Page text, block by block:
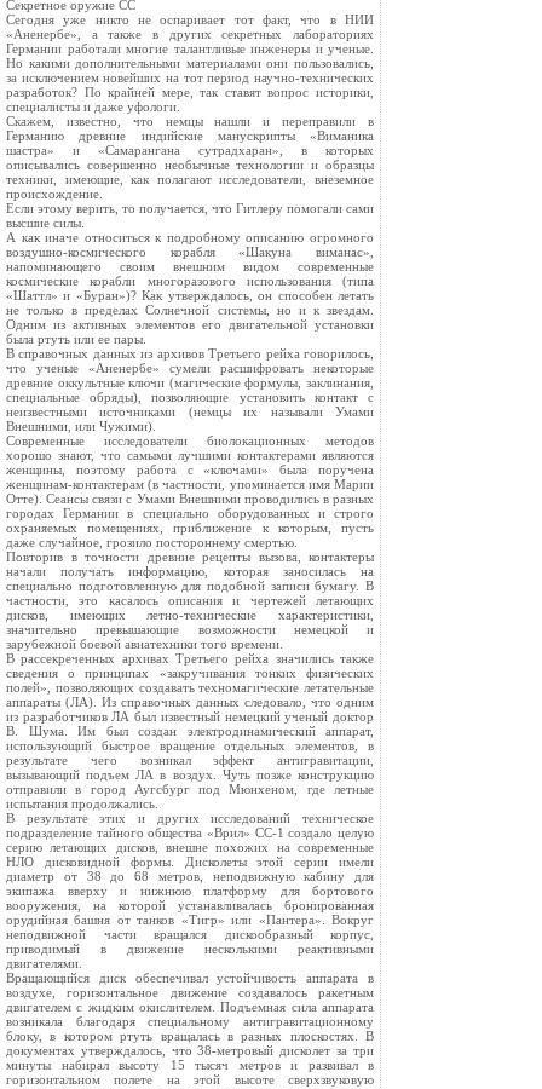
Секретное оружие СС
Сегодня уже никто не оспаривает тот факт, что в НИИ
«Аненербе», а также в других секретных лабораториях
Германии работали многие талантливые инженеры и ученые.
Но какими дополнительными материалами они пользовались,
за исключением новейших на тот период научно-технических
разработок? По крайней мере, так ставят вопрос историки,
специалисты и даже уфологи.
Скажем, известно, что немцы нашли и переправили в
Германию древние индийские манускрипты «Виманика
шастра» и «Самарангана сутрадхаран», в которых
описывались совершенно необычные технологии и образцы
техники, имеющие, как полагают исследователи, внеземное
происхождение.
Если этому верить, то получается, что Гитлеру помогали сами
высшие силы.
А как иначе относиться к подробному описанию огромного
воздушно-космического корабля «Шакуна виманас»,
напоминающего своим внешним видом современные
космические корабли многоразового использования (типа
«Шаттл» и «Буран»)? Как утверждалось, он способен летать
не только в пределах Солнечной системы, но и к звездам.
Одним из активных элементов его двигательной установки
была ртуть или ее пары.
В справочных данных из архивов Третьего рейха говорилось,
что ученые «Аненербе» сумели расшифровать некоторые
древние оккультные ключи (магические формулы, заклинания,
специальные обряды), позволяющие установить контакт с
неизвестными источниками (немцы их называли Умами
Внешними, или Чужими).
Современные исследователи биолокационных методов
хорошо знают, что самыми лучшими контактерами являются
женщины, поэтому работа с «ключами» была поручена
женщинам-контактерам (в частности, упоминается имя Марии
Отте). Сеансы связи с Умами Внешними проводились в разных
городах Германии в специально оборудованных и строго
охраняемых помещениях, приближение к которым, пусть
даже случайное, грозило постороннему смертью.
Повторив в точности древние рецепты вызова, контактеры
начали получать информацию, которая заносилась на
специально подготовленную для подобной записи бумагу. В
частности, это касалось описания и чертежей летающих
дисков, имеющих летно-технические характеристики,
значительно превышающие возможности немецкой и
зарубежной боевой авиатехники того времени.
В рассекреченных архивах Третьего рейха значились также
сведения о принципах «закручивания тонких физических
полей», позволяющих создавать техномагические летательные
аппараты (ЛА). Из справочных данных следовало, что одним
из разработчиков ЛА был известный немецкий ученый доктор
В. Шума. Им был создан электродинамический аппарат,
использующий быстрое вращение отдельных элементов, в
результате чего возникал эффект антигравитации,
вызывающий подъем ЛА в воздух. Чуть позже конструкцию
отправили в город Аугсбург под Мюнхеном, где летные
испытания продолжались.
В результате этих и других исследований техническое
подразделение тайного общества «Врил» СС-1 создало целую
серию летающих дисков, внешне похожих на современные
НЛО дисковидной формы. Дисколеты этой серии имели
диаметр от 38 до 68 метров, неподвижную кабину для
экипажа вверху и нижнюю платформу для бортового
вооружения, на которой устанавливалась бронированная
орудийная башня от танков «Тигр» или «Пантера». Вокруг
неподвижной части вращался дискообразный корпус,
приводимый в движение несколькими реактивными
двигателями.
Вращающийся диск обеспечивал устойчивость аппарата в
воздухе, горизонтальное движение создавалось ракетным
двигателем с жидким окислителем. Подъемная сила аппарата
возникала благодаря специальному антигравитационному
блоку, в котором ртуть вращалась в разных плоскостях. В
документах утверждалось, что 38-метровый дисколет за три
минуты набирал высоту 15 тысяч метров и развивал в
горизонтальном полете на этой высоте сверхзвуковую